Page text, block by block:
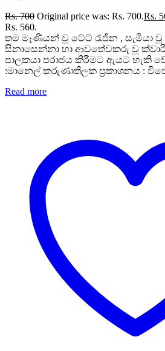
Rs.700 Original price was: Rs. 700.Rs.
Rs. 560.
තම මෑණියන් වූ ටේට් රැජින , සැමියා
සිනාසෙන්නා හා ආවතේවකරු වූ
පාලකයා පරාජය කිරීමට ඇයට හැකි
:මානෙල් කරුණාතිලක ප්‍රකාශනය :
Read more